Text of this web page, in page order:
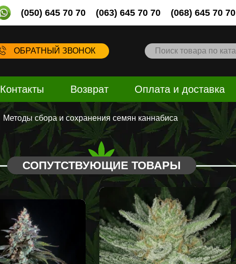
(050) 645 70 70 (063) 645 70 70 (068) 645 70 70
ОБРАТНЫЙ ЗВОНОК
Контакты Возврат Оплата и доставка
Методы сбора и сохранения семян каннабиса
СОПУТСТВУЮЩИЕ ТОВАРЫ